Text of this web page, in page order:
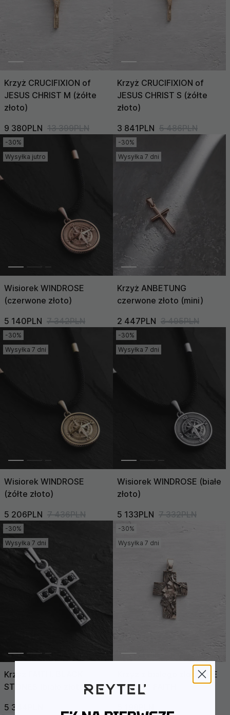
Krzyż CRUCIFIXION of
JESUS CHRIST M (żółte
złoto)
9 380PLN 13 399PLN
Krzyż CRUCIFIXION of
JESUS CHRIST S (żółte
złoto)
3 841PLN 5 486PLN
-30%
Wysyłka jutro
Wisiorek WINDROSE
(czerwone złoto)
5 140PLN 7 342PLN
-30%
Wysyłka 7 dni
Krzyż ANBETUNG
czerwone złoto (mini)
2 447PLN 3 495PLN
-30%
Wysyłka 7 dni
Wisiorek WINDROSE
(żółte złoto)
5 206PLN 7 436PLN
-30%
Wysyłka 7 dni
Wisiorek WINDROSE (białe
złoto)
5 133PLN 7 332PLN
-30%
Wysyłka 7 dni
Krzyż FAITH. BLACK
STONES (białe złoto)
5 344PLN
-30%
Wysyłka 7 dni
Krzyż z białego złota THE
FACE OF FAITH